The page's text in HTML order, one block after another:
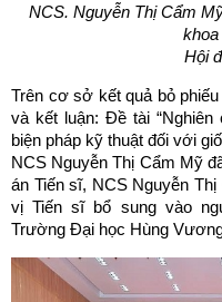
NCS. Nguyễn Thị Cẩm
Hội
Trên cơ sở kết quả bỏ
và kết luận: Đề tài
biện pháp kỹ thuật đối với
NCS Nguyễn Thị Cẩm Mỹ
án Tiến sĩ, NCS Nguyễn
vị Tiến sĩ bổ sung vào
Trường Đại học Hùng